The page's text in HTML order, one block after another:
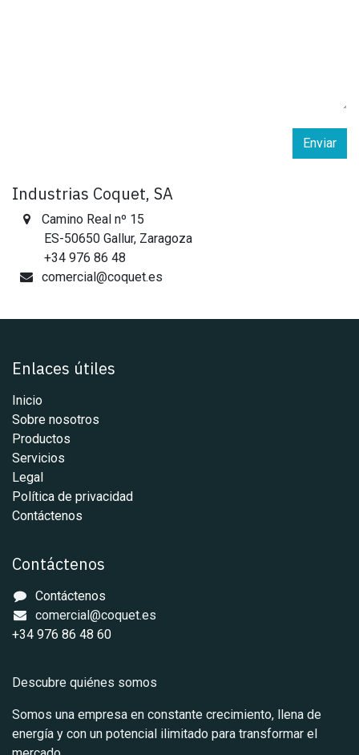
Enviar
Industrias Coquet, SA
Camino Real nº 15
ES-50650 Gallur, Zaragoza
+34 976 86 48
comercial@coquet.es
Enlaces útiles
Inicio
Sobre nosotros
Productos
Servicios
Legal
Política de privacidad
Contáctenos
Contáctenos
Contáctenos
comercial@coquet.es
+34 976 86 48 60
Descubre quiénes somos
Somos una empresa en constante crecimiento, llena de
energía y con un potencial ilimitado para transformar el